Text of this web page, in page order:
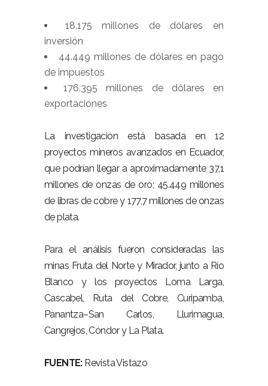
18.175 millones de dólares en
inversión
44.449 millones de dólares en pago
de impuestos
176.395 millones de dólares en
exportaciones
La investigación está basada en 12
proyectos mineros avanzados en Ecuador,
que podrían llegar a aproximadamente 37,1
millones de onzas de oro; 45.449 millones
de libras de cobre y 177,7 millones de onzas
de plata.
Para el análisis fueron consideradas las
minas Fruta del Norte y Mirador, junto a Río
Blanco y los proyectos Loma Larga,
Cascabel, Ruta del Cobre, Curipamba,
Panantza–San Carlos, Llurimagua,
Cangrejos, Cóndor y La Plata.
FUENTE:Revista Vistazo